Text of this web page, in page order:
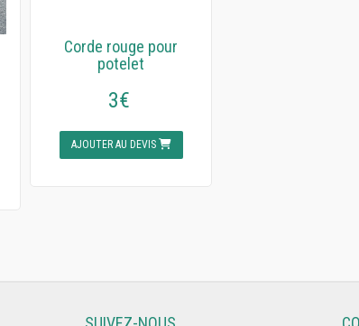
Corde rouge pour
potelet
3€
AJOUTER AU DEVIS